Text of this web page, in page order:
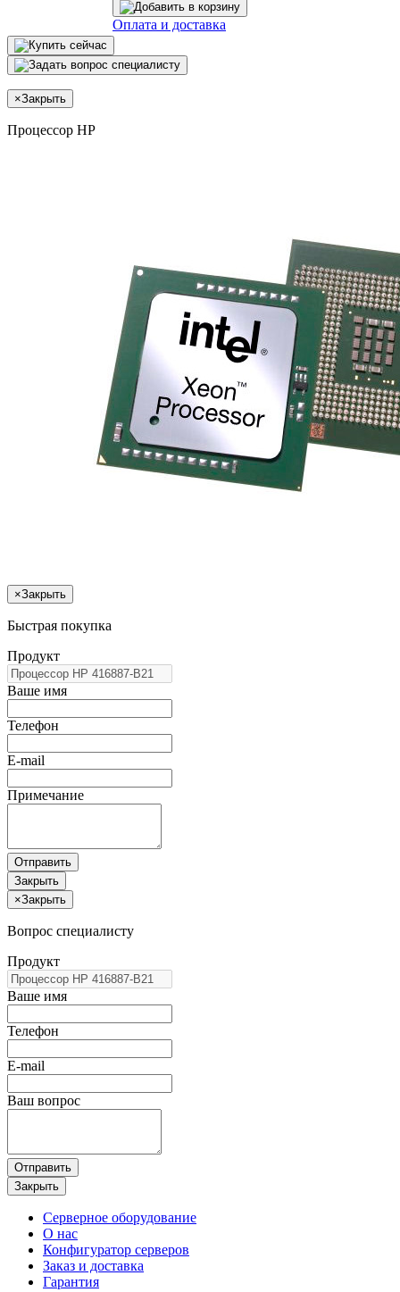
Оплата и доставка
×Закрыть
Процессор HP
×Закрыть
Быстрая покупка
Продукт
Ваше имя
Телефон
E-mail
Примечание
Отправить
Закрыть
×Закрыть
Вопрос специалисту
Продукт
Ваше имя
Телефон
E-mail
Ваш вопрос
Отправить
Закрыть
Серверное оборудование
О нас
Конфигуратор серверов
Заказ и доставка
Гарантия